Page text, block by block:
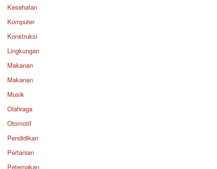
Kesehatan
Komputer
Konstruksi
Lingkungan
Makanan
Makanan
Musik
Olahraga
Otomotif
Pendidikan
Pertanian
Peternakan